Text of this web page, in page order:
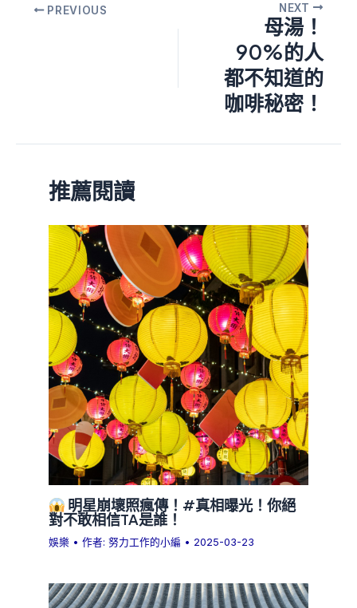
PREVIOUS NEXT
母湯！
90%的人
都不知道的
咖啡秘密！
推薦閱讀
明星崩壞照瘋傳！#真相曝光！你絕
對不敢相信TA是誰！
娛樂 • 作者:努力工作的小編 • 2025-03-23